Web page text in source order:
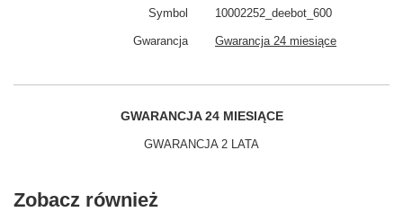
Symbol 10002252_deebot_600
Gwarancja Gwarancja 24 miesiące
GWARANCJA 24 MIESIĄCE
GWARANCJA 2 LATA
Zobacz również